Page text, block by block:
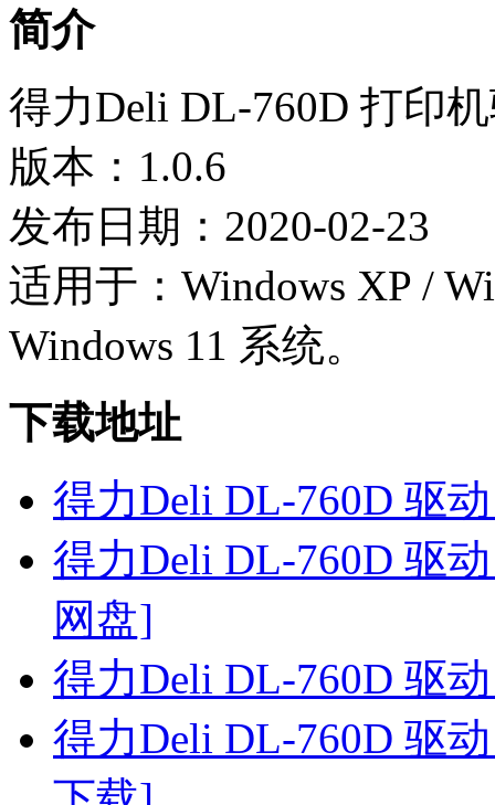
简介
得力Deli DL-760D 打印
版本：1.0.6
发布日期：2020-02-23
适用于：Windows XP /
Windows 11 系统。
下载地址
得力Deli DL-760D 驱
得力Deli DL-760D 驱
网盘]
得力Deli DL-760D 驱
得力Deli DL-760D 驱